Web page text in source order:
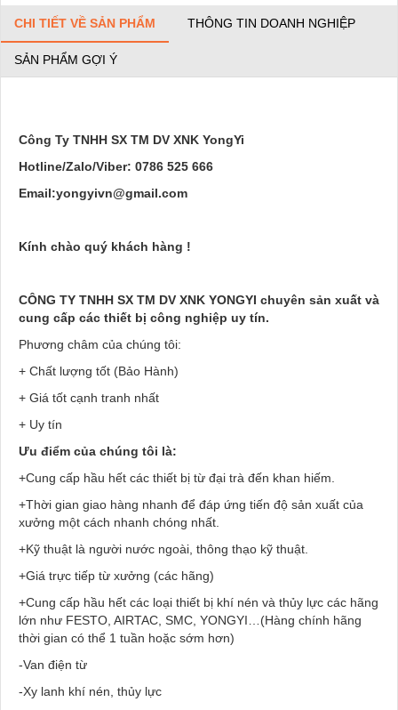
CHI TIẾT VỀ SẢN PHẨM THÔNG TIN DOANH NGHIỆP
SẢN PHẨM GỢI Ý
Công Ty TNHH SX TM DV XNK YongYi
Hotline/Zalo/Viber: 0786 525 666
Email:yongyivn@gmail.com
Kính chào quý khách hàng !
CÔNG TY TNHH SX TM DV XNK YONGYI chuyên sản xuất và
cung cấp các thiết bị công nghiệp uy tín.
Phương châm của chúng tôi:
+ Chất lượng tốt (Bảo Hành)
+ Giá tốt cạnh tranh nhất
+ Uy tín
Ưu điểm của chúng tôi là:
+Cung cấp hầu hết các thiết bị từ đại trà đến khan hiếm.
+Thời gian giao hàng nhanh để đáp ứng tiến độ sản xuất của
xưởng một cách nhanh chóng nhất.
+Kỹ thuật là người nước ngoài, thông thạo kỹ thuật.
+Giá trực tiếp từ xưởng (các hãng)
+Cung cấp hầu hết các loại thiết bị khí nén và thủy lực các hãng
lớn như FESTO, AIRTAC, SMC, YONGYI…(Hàng chính hãng
thời gian có thể 1 tuần hoặc sớm hơn)
-Van điện từ
-Xy lanh khí nén, thủy lực